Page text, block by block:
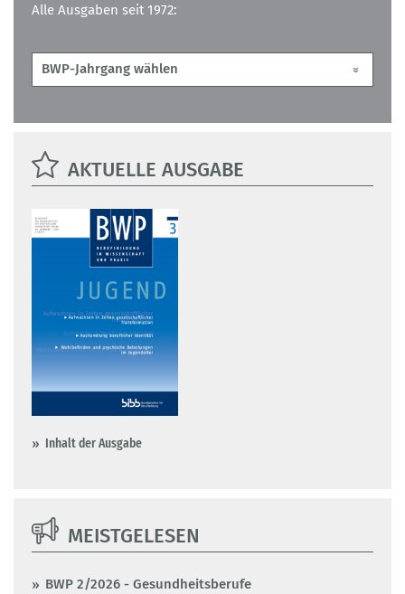
Alle Ausgaben seit 1972:
AKTUELLE AUSGABE
Inhalt der Ausgabe
MEISTGELESEN
BWP 2/2026 - Gesundheitsberufe